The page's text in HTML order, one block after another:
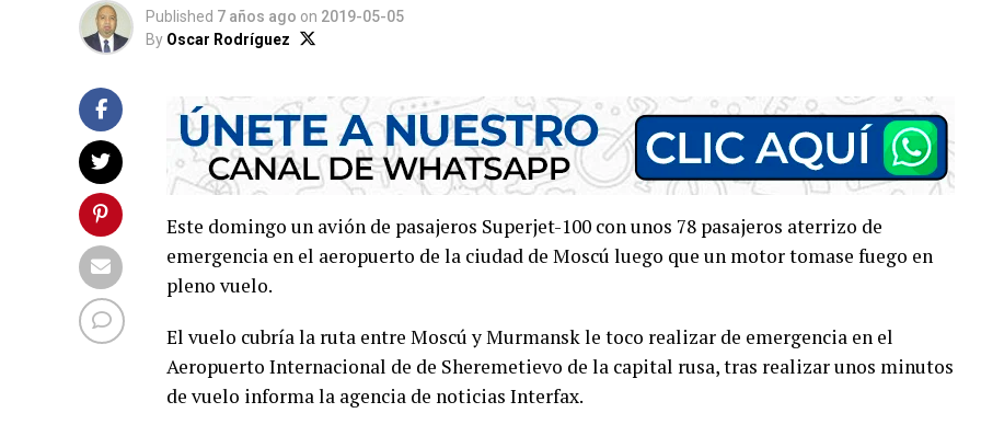
Published 7 años ago on 2019-05-05
By Oscar Rodríguez
Este domingo un avión de pasajeros Superjet-100 con unos 78 pasajeros aterrizo de
emergencia en el aeropuerto de la ciudad de Moscú luego que un motor tomase fuego en
pleno vuelo.
El vuelo cubría la ruta entre Moscú y Murmansk le toco realizar de emergencia en el
Aeropuerto Internacional de de Sheremetievo de la capital rusa, tras realizar unos minutos
de vuelo informa la agencia de noticias Interfax.